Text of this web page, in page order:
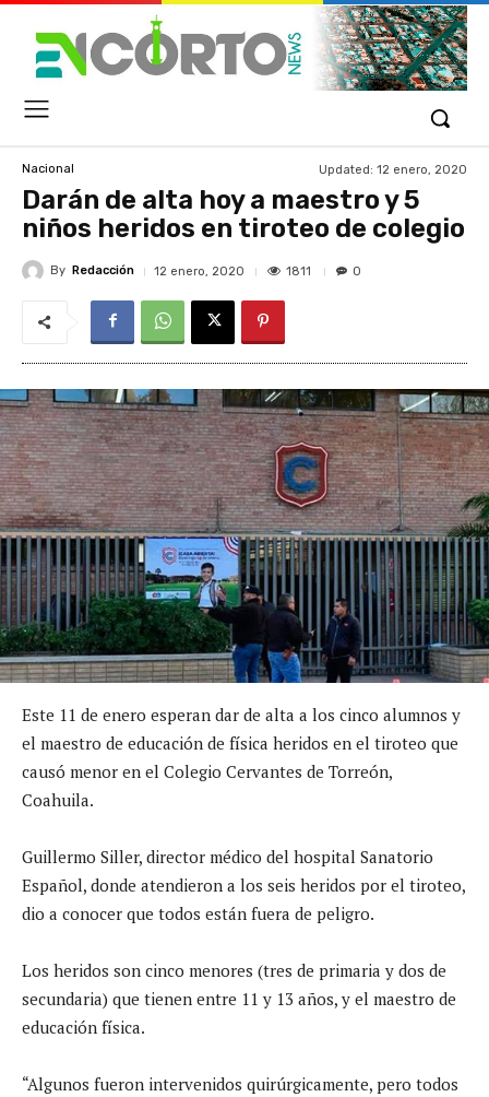
Nacional Updated: 12 enero, 2020
Darán de alta hoy a maestro y 5
niños heridos en tiroteo de colegio
By Redacción 12 enero, 2020 1811 0
Este 11 de enero esperan dar de alta a los cinco alumnos y
el maestro de educación de física heridos en el tiroteo que
causó menor en el Colegio Cervantes de Torreón,
Coahuila.
Guillermo Siller, director médico del hospital Sanatorio
Español, donde atendieron a los seis heridos por el tiroteo,
dio a conocer que todos están fuera de peligro.
Los heridos son cinco menores (tres de primaria y dos de
secundaria) que tienen entre 11 y 13 años, y el maestro de
educación física.
“Algunos fueron intervenidos quirúrgicamente, pero todos